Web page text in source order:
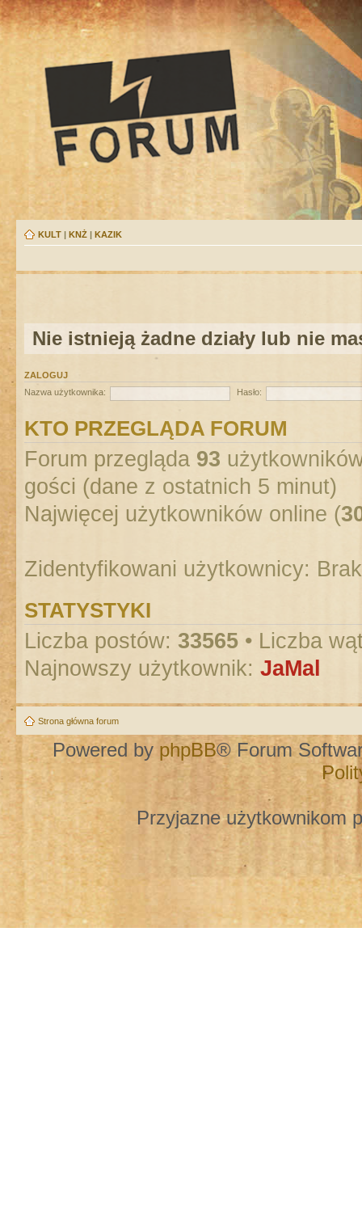
KULT | KNŻ | KAZIK
Nie istnieją żadne działy lub nie
ZALOGUJ
Nazwa użytkownika:
Hasło:
KTO PRZEGLĄDA FORUM
Forum przegląda 93
gości (dane z ostatnich 5 minut)
Najwięcej użytkowników online (
Zidentyfikowani użytkownicy:
STATYSTYKI
Liczba postów: 33565 • Liczba
Najnowszy użytkownik: JaMal
Strona główna forum
Powered by phpBB® Forum
Przyjazne użytkownikom